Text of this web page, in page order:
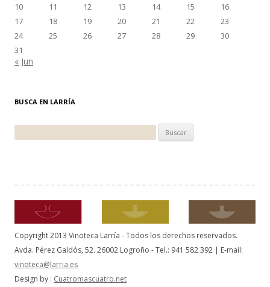
10
11 12 13 14 15
16
17
18 19 20 21 22
23
24
25 26 27 28 29
30
31
« Jun
BUSCA EN LARRÍA
Copyright 2013 Vinoteca Larría - Todos los derechos reservados.
Avda. Pérez Galdós, 52. 26002 Logroño - Tel.: 941 582 392 | E-mail:
vinoteca@larria.es
Design by : Cuatromascuatro.net